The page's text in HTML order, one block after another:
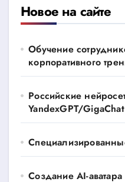
Новое на сайте
Обучение
корпоративного
Российские
YandexGPT/GigaChat
Создание AI-